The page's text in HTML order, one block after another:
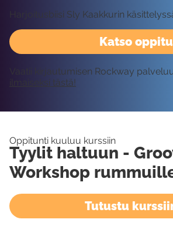
Katso
Harjoitusbiisi Sly Kaakkurin
Vaatii kirjautumisen Rockway
ilmaiseksi tästä!
Oppitunti kuuluu kurssiin
Tyylit haltuun -
Workshop
Tutustu